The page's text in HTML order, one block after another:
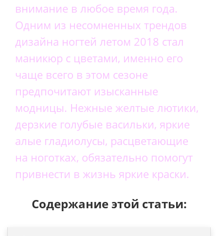
внимание в любое время года.
Одним из несомненных трендов
дизайна ногтей летом 2018 стал
маникюр с цветами, именно его
чаще всего в этом сезоне
предпочитают изысканные
модницы. Нежные желтые лютики,
дерзкие голубые васильки, яркие
алые гладиолусы, расцветающие
на ноготках, обязательно помогут
привнести в жизнь яркие краски.
Содержание этой статьи: